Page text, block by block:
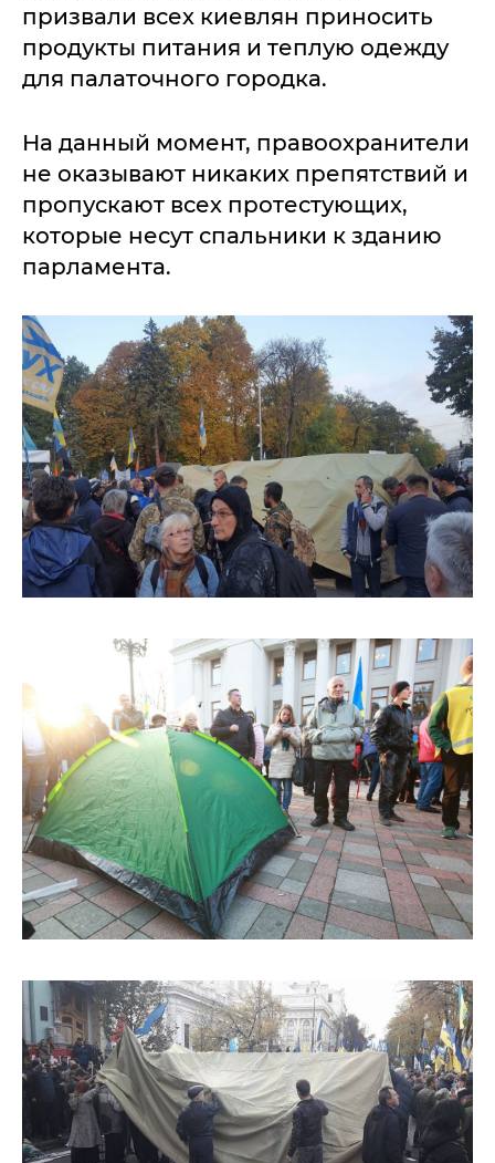
призвали всех киевлян приносить
продукты питания и теплую одежду
для палаточного городка.
На данный момент, правоохранители
не оказывают никаких препятствий и
пропускают всех протестующих,
которые несут спальники к зданию
парламента.